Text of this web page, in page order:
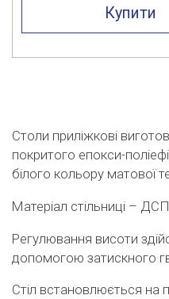
Купити
Столи приліжкові
покритого епокси-
білого кольору матової
Матеріал стільниці –
Регулювання висоти
допомогою затискного
Стіл встановлюється на